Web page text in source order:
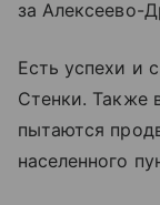
за Алексеево-
Есть успехи и
Стенки. Также
пытаются
населенного